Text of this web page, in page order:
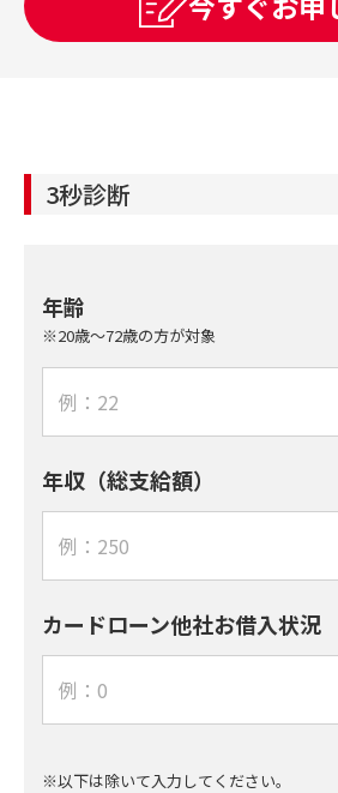
3秒診断
年齢
※20歳～72歳の方が対象
年収（総支給額）
カードローン他社お借入状況
※以下は除いて入力してください。